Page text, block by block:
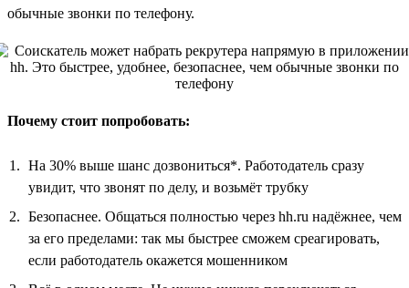
обычные звонки по телефону.
Почему стоит попробовать:
На 30% выше шанс дозвониться*. Работодатель сразу
увидит, что звонят по делу, и возьмёт трубку
Безопаснее. Общаться полностью через hh.ru надёжнее, чем
за его пределами: так мы быстрее сможем среагировать,
если работодатель окажется мошенником